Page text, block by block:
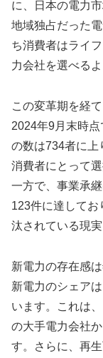
に、日本の電力
地域独占だった
ち消費者はライ
力会社を選べる
この変革期を経
2024年9月末時
の数は734者に上
消費者にとって
一方で、事業承
123件に達してお
汰されている現
新電力の存在感
新電力のシェア
います。これは
の大手電力会社
す。さらに、再